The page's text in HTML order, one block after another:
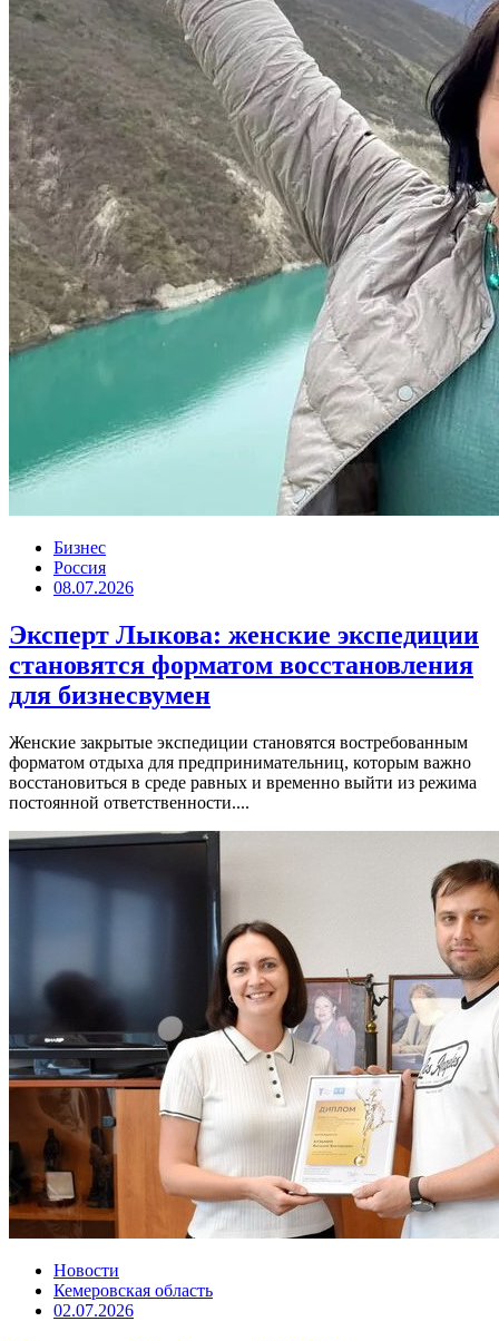
Бизнес
Россия
08.07.2026
Эксперт Лыкова: женские экспедиции
становятся форматом восстановления
для бизнесвумен
Женские закрытые экспедиции становятся востребованным
форматом отдыха для предпринимательниц, которым важно
восстановиться в среде равных и временно выйти из режима
постоянной ответственности....
Новости
Кемеровская область
02.07.2026